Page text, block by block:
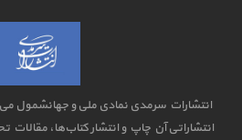
انتشارات سرمدی نمادی ملی و جهانشمول
انتشاراتی آن چاپ و انتشار کتاب‌ها، مقالات